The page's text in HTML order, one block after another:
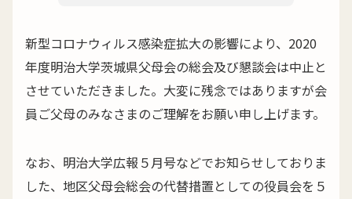
新型コロナウィルス感染症拡大の影響により、2020
年度明治大学茨城県父母会の総会及び懇談会は中止と
させていただきました。大変に残念ではありますが会
員ご父母のみなさまのご理解をお願い申し上げます。
なお、明治大学広報５月号などでお知らせしておりま
した、地区父母会総会の代替措置としての役員会を５